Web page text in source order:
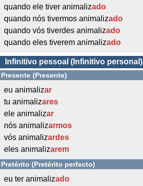
quando ele tiver animalizado
quando nós tivermos animalizado
quando vós tiverdes animalizado
quando eles tiverem animalizado
Infinitivo pessoal (Infinitivo personal)
Presente (Presente)
eu animalizar
tu animalizares
ele animalizar
nós animalizarmos
vós animalizardes
eles animalizarem
Pretérito (Pretérito perfecto)
eu ter animalizado